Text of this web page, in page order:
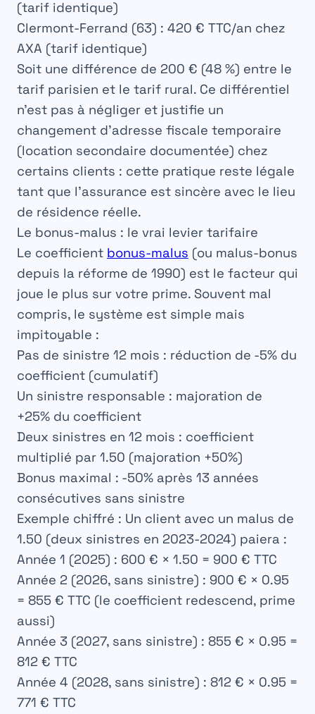
(tarif identique)
Clermont-Ferrand (63) : 420 € TTC/an chez
AXA (tarif identique)
Soit une différence de 200 € (48 %) entre le
tarif parisien et le tarif rural. Ce différentiel
n’est pas à négliger et justifie un
changement d’adresse fiscale temporaire
(location secondaire documentée) chez
certains clients : cette pratique reste légale
tant que l’assurance est sincère avec le lieu
de résidence réelle.
Le bonus-malus : le vrai levier tarifaire
Le coefficient bonus-malus (ou malus-bonus
depuis la réforme de 1990) est le facteur qui
joue le plus sur votre prime. Souvent mal
compris, le système est simple mais
impitoyable :
Pas de sinistre 12 mois : réduction de -5% du
coefficient (cumulatif)
Un sinistre responsable : majoration de
+25% du coefficient
Deux sinistres en 12 mois : coefficient
multiplié par 1.50 (majoration +50%)
Bonus maximal : -50% après 13 années
consécutives sans sinistre
Exemple chiffré : Un client avec un malus de
1.50 (deux sinistres en 2023-2024) paiera :
Année 1 (2025) : 600 € × 1.50 = 900 € TTC
Année 2 (2026, sans sinistre) : 900 € × 0.95
= 855 € TTC (le coefficient redescend, prime
aussi)
Année 3 (2027, sans sinistre) : 855 € × 0.95 =
812 € TTC
Année 4 (2028, sans sinistre) : 812 € × 0.95 =
771 € TTC